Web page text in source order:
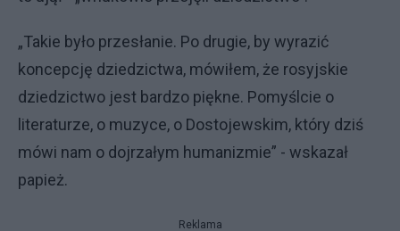
„Takie było przesłanie. Po drugie, by wyrazić
koncepcję dziedzictwa, mówiłem, że rosyjskie
dziedzictwo jest bardzo piękne. Pomyślcie o
literaturze, o muzyce, o Dostojewskim, który dziś
mówi nam o dojrzałym humanizmie” - wskazał
papież.
Reklama